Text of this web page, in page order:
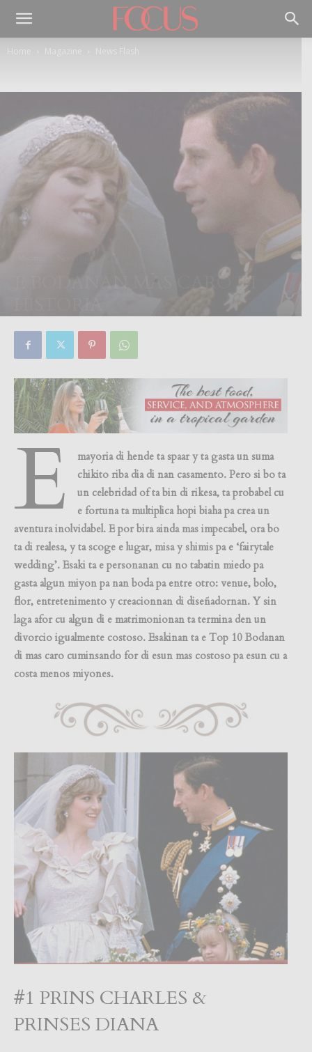
Home Magazine News Flash
E BODANAN MAS CARO DI
E
mayoria di hende ta spaar y ta gasta un suma
chikito riba dia di nan casamento. Pero si bo ta
un celebridad of ta bin di rikesa, ta probabel cu
e fortuna ta multiplica hopi biaha pa crea un
aventura inolvidabel. E por bira ainda mas impecabel, ora bo
ta di realesa, y ta scoge e lugar, misa y shimis pa e ‘fairytale
wedding’. Esaki ta e personanan cu no tabatin miedo pa
gasta algun miyon pa nan boda pa entre otro: venue, bolo,
flor, entretenimento y creacionnan di diseñadornan. Y sin
laga afor cu algun di e matrimonionan ta termina den un
divorcio igualmente costoso. Esakinan ta e Top 10 Bodanan
di mas caro cuminsando for di esun mas costoso pa esun cu a
costa menos miyones.
#1 PRINS CHARLES &
PRINSES DIANA